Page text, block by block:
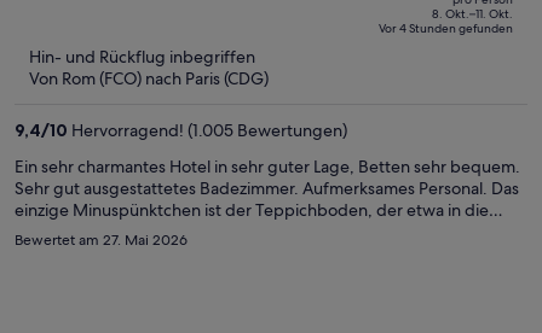
672 €,
jetzt
Person
8. Okt.–11. Okt.
Vor 4 Stunden gefunden
Hin- und Rückflug inbegriffen
Von Rom (FCO) nach Paris (CDG)
9,4/10 Hervorragend! (1.005 Bewertungen)
Ein sehr charmantes Hotel in sehr guter Lage, Betten sehr bequem.
Sehr gut ausgestattetes Badezimmer. Aufmerksames Personal. Das
einzige Minuspünktchen ist der Teppichboden, der etwa in die
Jahre gekommen ist.
Bewertet am 27. Mai 2026